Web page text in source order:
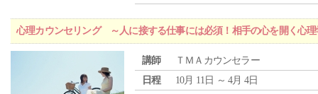
心理カウンセリング ～人に接する仕事には必須！相手の心を開く心理
講師
ＴＭＡカウンセラー
日程
10月 11日 ～ 4月 4日